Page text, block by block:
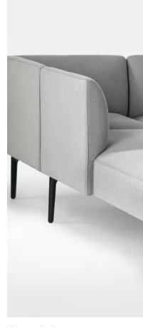
C 31C
C 34C
C 39C
Trevi (Cat. C - Tessuto)